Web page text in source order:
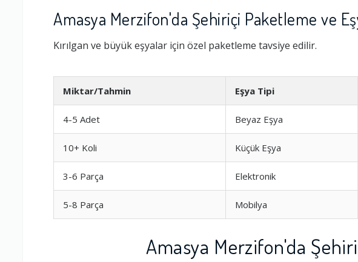
Amasya Merzifon'da Şehiriçi Paketleme ve
Kırılgan ve büyük eşyalar için özel paketleme tavsiye edilir.
Miktar/Tahmin Eşya Tipi
4-5 Adet Beyaz Eşya
10+ Koli Küçük Eşya
3-6 Parça Elektronik
5-8 Parça Mobilya
Amasya Merzifon'da